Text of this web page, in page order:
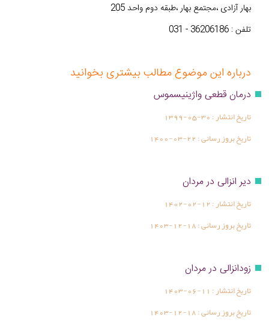
بهار آزادی ،مجتمع بهار ،طبقه دوم واحد 205
تلفن : 36206186 - 031
درباره این موضوع مطالب بیشتری بخوانید
درمان قطعی واژینیسموس
تاریخ انتشار :1399-05-30
تاریخ بروز رسانی :1400-03-22
دیر انزالی در مردان
تاریخ انتشار :1402-02-12
تاریخ بروز رسانی :1403-12-18
زودانزالی در مردان
تاریخ انتشار : 1403-06-11
تاریخ بروز رسانی :1403-12-18